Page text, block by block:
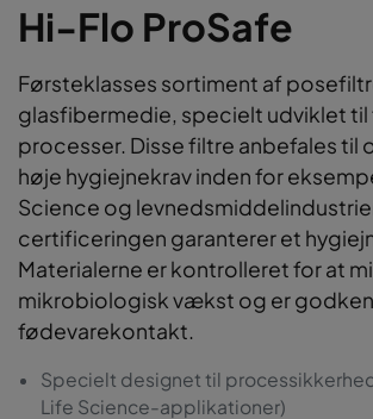
Hi-Flo ProSafe
Førsteklasses sortiment af
glasfibermedie, specielt udviklet
processer. Disse filtre anbefales til
høje hygiejnekrav inden for
Science og
certificeringen garanterer et
Materialerne er kontrolleret for at
mikrobiologisk vækst og er
fødevarekontakt.
Specielt designet til
Life Science-applikationer)